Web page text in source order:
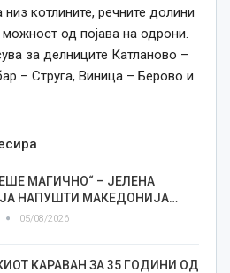
котлините, речните долини
од појава на одрони.
за делниците Катланово –
– Струга, Виница – Берово и
МАГИЧНО“ – ЈЕЛЕНА
НАПУШТИ МАКЕДОНИЈА…
05/08/2026
КАРАВАН ЗА 35 ГОДИНИ ОД